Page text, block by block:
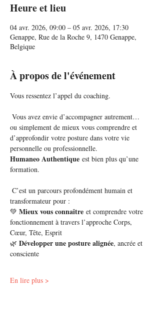
Heure et lieu
04 avr. 2026, 09:00 – 05 avr. 2026, 17:30
Genappe, Rue de la Roche 9, 1470 Genappe,
Belgique
À propos de l'événement
Vous ressentez l’appel du coaching.
ou simplement de mieux vous comprendre et
d’approfondir votre posture dans votre vie
personnelle ou professionnelle.
Humaneo Authentique est bien plus qu’une
formation.
transformateur pour :
💚 Mieux vous connaître et comprendre votre
fonctionnement à travers l’approche Corps,
Cœur, Tête, Esprit
🌿 Développer une posture alignée, ancrée et
consciente
En lire plus >